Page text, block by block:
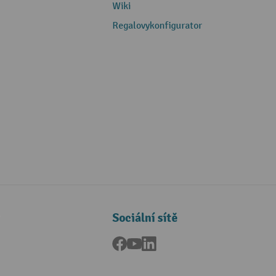
Wiki
Regalovykonfigurator
Sociální sítě
Facebook
YouTube